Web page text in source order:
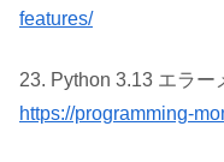
features/
23. Python 3.13 エラー
https://programming-